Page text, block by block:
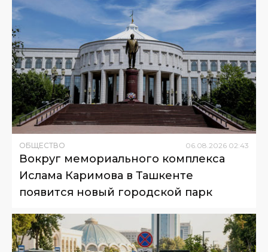
ОБЩЕСТВО 06.08.2026 02:43
Вокруг мемориального комплекса
Ислама Каримова в Ташкенте
появится новый городской парк